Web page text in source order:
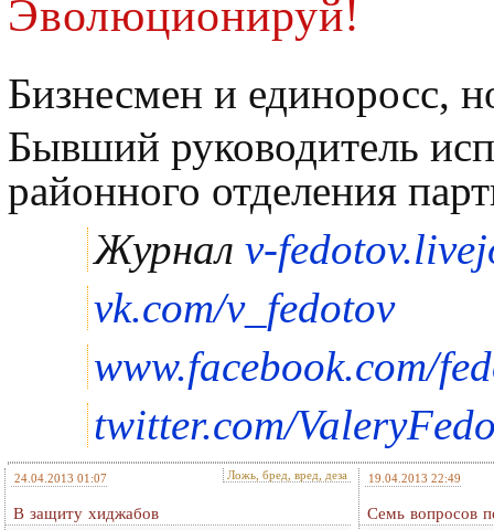
Эволюционируй!
Бизнесмен и единоросс,
Бывший руководитель
районного отделения
Журнал v-
vk.com/v_fedotov
www.facebook.com/
twitter.com/
24.04.2013 01:07 Ложь, бред, вред, деза
В защиту хиджабов
19.04.2013 22:49
Семь вопросов